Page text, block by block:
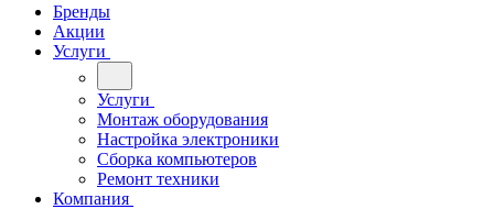
Бренды
Акции
Услуги
Услуги
Монтаж оборудования
Настройка электроники
Сборка компьютеров
Ремонт техники
Компания